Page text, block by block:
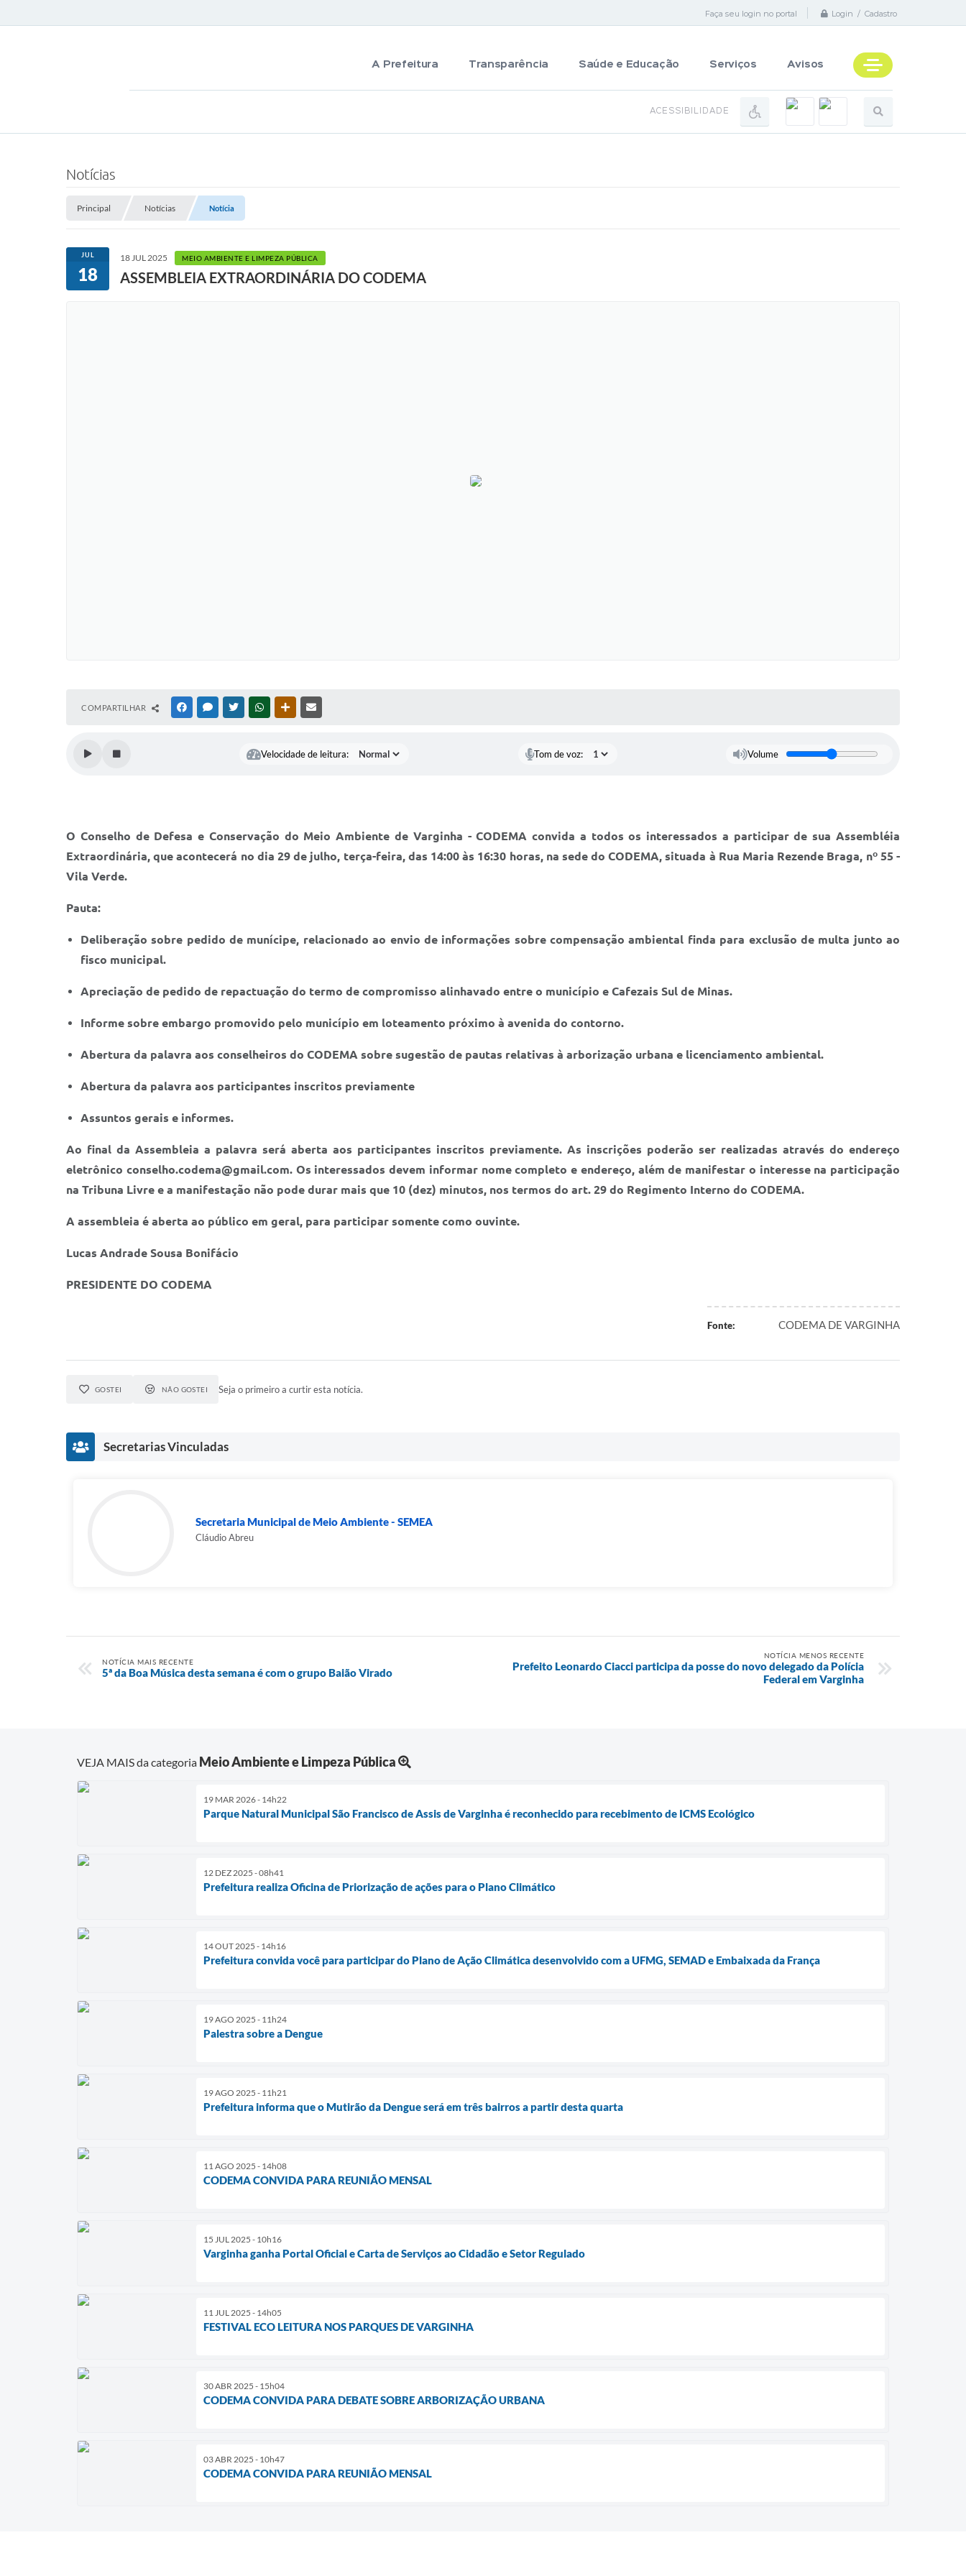
Faça seu login no portal Login / Cadastro
A Prefeitura Transparência Saúde e Educação Serviços Avisos
ACESSIBILIDADE
Notícias
Principal Notícias Notícia
JUL
18
18 JUL 2025 MEIO AMBIENTE E LIMPEZA PÚBLICA
ASSEMBLEIA EXTRAORDINÁRIA DO CODEMA
COMPARTILHAR FACEBOOKMESSENGER
TWITTERWHATSAPPOUTRAS MÍDIAS
Velocidade de leitura: Tom de voz: Volume
O Conselho de Defesa e Conservação do Meio Ambiente de Varginha - CODEMA convida a todos os interessados a participar de sua Assembléia
Extraordinária, que acontecerá no dia 29 de julho, terça-feira, das 14:00 às 16:30 horas, na sede do CODEMA, situada à Rua Maria Rezende Braga, nº 55 -
Vila Verde.
Pauta:
Deliberação sobre pedido de munícipe, relacionado ao envio de informações sobre compensação ambiental finda para exclusão de multa junto ao
fisco municipal.
Apreciação de pedido de repactuação do termo de compromisso alinhavado entre o município e Cafezais Sul de Minas.
Informe sobre embargo promovido pelo município em loteamento próximo à avenida do contorno.
Abertura da palavra aos conselheiros do CODEMA sobre sugestão de pautas relativas à arborização urbana e licenciamento ambiental.
Abertura da palavra aos participantes inscritos previamente
Assuntos gerais e informes.
Ao final da Assembleia a palavra será aberta aos participantes inscritos previamente. As inscrições poderão ser realizadas através do endereço
eletrônico conselho.codema@gmail.com. Os interessados devem informar nome completo e endereço, além de manifestar o interesse na participação
na Tribuna Livre e a manifestação não pode durar mais que 10 (dez) minutos, nos termos do art. 29 do Regimento Interno do CODEMA.
A assembleia é aberta ao público em geral, para participar somente como ouvinte.
Lucas Andrade Sousa Bonifácio
PRESIDENTE DO CODEMA
Fonte: CODEMA DE VARGINHA
GOSTEI NÃO GOSTEI Seja o primeiro a curtir esta notícia.
Secretarias Vinculadas
Secretaria Municipal de Meio Ambiente - SEMEA
Cláudio Abreu
NOTÍCIA MAIS RECENTE
5ª da Boa Música desta semana é com o grupo Baião Virado
NOTÍCIA MENOS RECENTE
Prefeito Leonardo Ciacci participa da posse do novo delegado da Polícia
Federal em Varginha
VEJA MAIS da categoria Meio Ambiente e Limpeza Pública
19 MAR 2026 - 14h22
Parque Natural Municipal São Francisco de Assis de Varginha é reconhecido para recebimento de ICMS Ecológico
12 DEZ 2025 - 08h41
Prefeitura realiza Oficina de Priorização de ações para o Plano Climático
14 OUT 2025 - 14h16
Prefeitura convida você para participar do Plano de Ação Climática desenvolvido com a UFMG, SEMAD e Embaixada da França
19 AGO 2025 - 11h24
Palestra sobre a Dengue
19 AGO 2025 - 11h21
Prefeitura informa que o Mutirão da Dengue será em três bairros a partir desta quarta
11 AGO 2025 - 14h08
CODEMA CONVIDA PARA REUNIÃO MENSAL
15 JUL 2025 - 10h16
Varginha ganha Portal Oficial e Carta de Serviços ao Cidadão e Setor Regulado
11 JUL 2025 - 14h05
FESTIVAL ECO LEITURA NOS PARQUES DE VARGINHA
30 ABR 2025 - 15h04
CODEMA CONVIDA PARA DEBATE SOBRE ARBORIZAÇÃO URBANA
03 ABR 2025 - 10h47
CODEMA CONVIDA PARA REUNIÃO MENSAL